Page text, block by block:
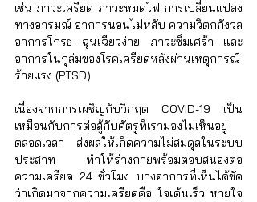
เช่น ภาวะเครียด ภาวะหมดไฟ การเปลี่ยนแปลง
ทางอารมณ์ อาการนอนไม่หลับ ความวิตกกังวล
อาการโกรธ ฉุนเฉียวง่าย ภาวะซึมเศร้า และ
อาการในกุล่มของโรคเครียดหลังผ่านเหตุการณ์
ร้ายแรง (PTSD)
เนื่องจากการเผชิญกับวิกฤต COVID-19 เป็น
เหมือนกับการต่อสู้กับศัตรูที่เรามองไม่เห็นอยู่
ตลอดเวลา ส่งผลให้เกิดความไม่สมดุลในระบบ
ประสาท ทำให้ร่างกายพร้อมตอบสนองต่อ
ความเครียด 24 ชั่วโมง บางอาการที่เห็นได้ชัด
ว่าเกิดมาจากความเครียดคือ ใจเต้นเร็ว หายใจ